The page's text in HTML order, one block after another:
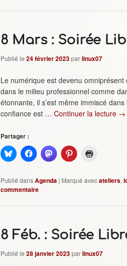
8 Mars : Soirée
Publié le 24 février 2023parlinux07
Le numérique est devenu
dans le milieu professionnel comme
étonnante, il s’est même immiscé
confiance est … Continuer la lecture →
Partager :
Publié dansAgenda | Marqué avecateliers,
commentaire
8 Féb. : Soirée
Publié le 28 janvier 2023parlinux07